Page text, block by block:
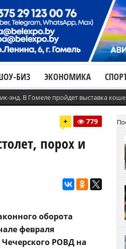
БИЗ ЭКОНОМИКА
энд. В Гомеле пройдет выставка
+ 779
порох и
оборота
февраля
РОВД на